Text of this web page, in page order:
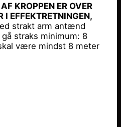
KROPPEN ER OVER
I EFFEKTRETNINGEN,
strakt arm antænd
straks minimum: 8
være mindst 8 meter